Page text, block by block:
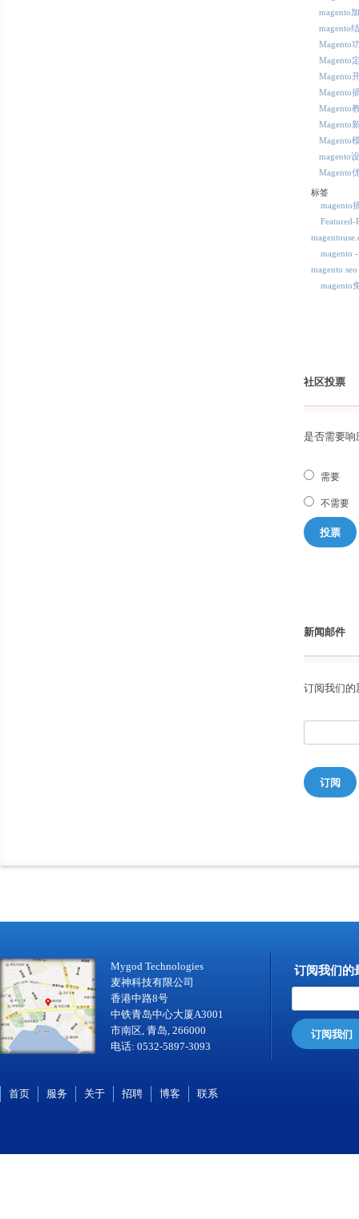
magento
magento
Magento
Magento
Magento
Magento
Magento
Magento
Magento
magento
Magento
标签
magento
Featured-
magento
magento seo
magento
社区投票
是否需要响
需要
不需要
投票
新闻邮件
订阅我们的
订阅
Mygod Technologies
麦神科技有限公司
香港中路8号
中铁青岛中心大厦A3001
市南区, 青岛, 266000
电话: 0532-5897-3093
订阅我们的
订阅我们
首页 服务 关于 招聘 博客 联系